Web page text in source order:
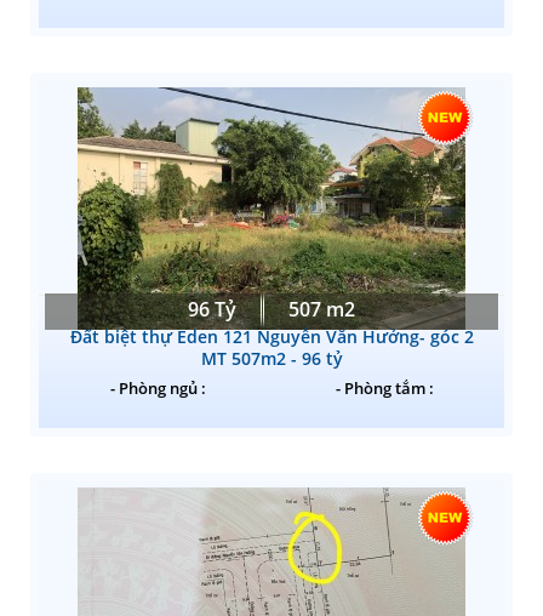
96 Tỷ 507 m2
Đất biệt thự Eden 121 Nguyễn Văn Hưởng- góc 2
MT 507m2 - 96 tỷ
- Phòng ngủ : - Phòng tắm :